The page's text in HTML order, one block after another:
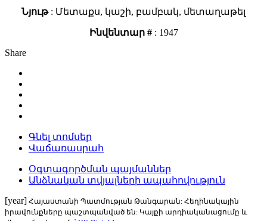
Նյութ: Մետաքս, կաշի, բամբակ, մետաղաթել
Ինվենտար #: 1947
Share
Գնել տոմսեր
Վաճառասրահ
Օգտագործման պայմաններ
Անձնական տվյալների ապահովություն
[year] Հայաստանի Պատմության Թանգարան: Հեղինակային
իրավունքները պաշտպանված են: Կայքի արդիականացումը և